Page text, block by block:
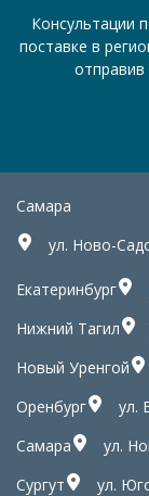
Консультации
поставке в
отправив
Самара
ул. Ново-
Екатеринбург
Нижний Тагил
Новый Уренгой
Оренбург
ул.
Самара
ул.
Сургут
ул.